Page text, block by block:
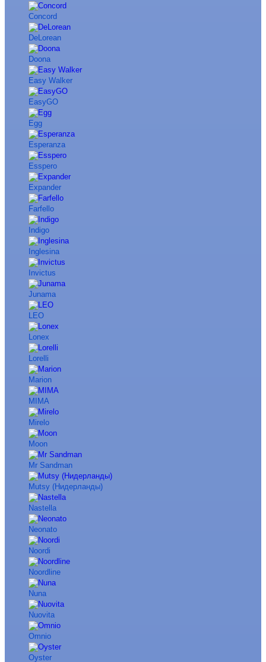
Concord
DeLorean
Doona
Easy Walker
EasyGO
Egg
Esperanza
Esspero
Expander
Farfello
Indigo
Inglesina
Invictus
Junama
LEO
Lonex
Lorelli
Marion
MIMA
Mirelo
Moon
Mr Sandman
Mutsy (Нидерланды)
Nastella
Neonato
Noordi
Noordline
Nuna
Nuovita
Omnio
Oyster